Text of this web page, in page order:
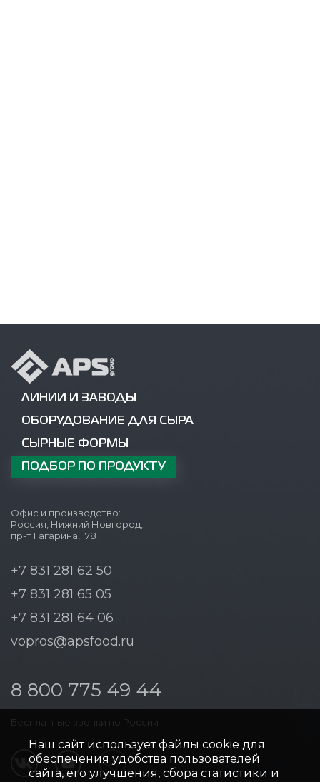
ЛИНИИ И ЗАВОДЫ
ОБОРУДОВАНИЕ ДЛЯ СЫРА
СЫРНЫЕ ФОРМЫ
ПОДБОР ПО ПРОДУКТУ
Офис и производство:
Россия, Нижний Новгород,
пр-т Гагарина, 178
+7 831 281 62 50
+7 831 281 65 05
+7 831 281 64 06
vopros@apsfood.ru
8 800 775 49 44
Бесплатные звонки по России
Наш сайт использует файлы cookie для
обеспечения удобства пользователей
сайта, его улучшения, сбора статистики и